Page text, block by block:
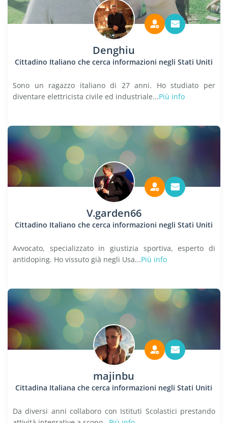
Denghiu
Cittadino Italiano che cerca informazioni negli Stati Uniti
Sono un ragazzo italiano di 27 anni. Ho studiato per
diventare elettricista civile ed industriale...Più info
V.garden66
Cittadino Italiano che cerca informazioni negli Stati Uniti
Avvocato, specializzato in giustizia sportiva, esperto di
antidoping. Ho vissuto già negli Usa...Più info
majinbu
Cittadina Italiana che cerca informazioni negli Stati Uniti
Da diversi anni collaboro con Istituti Scolastici prestando